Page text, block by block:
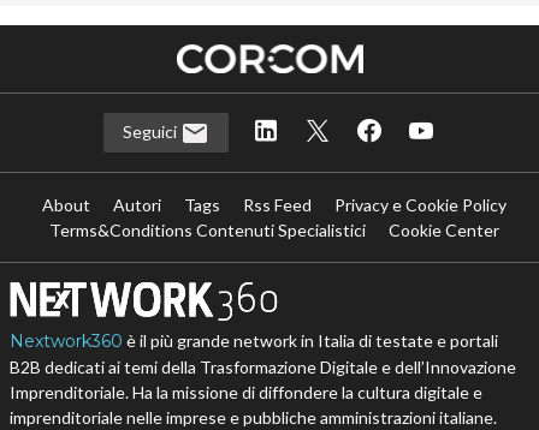
Seguici
About Autori Tags Rss Feed
Privacy e Cookie Policy
Terms&Conditions Contenuti Specialistici
Cookie Center
Nextwork360 è il più grande network in Italia di testate e portali
B2B dedicati ai temi della Trasformazione Digitale e dell’Innovazione
Imprenditoriale. Ha la missione di diffondere la cultura digitale e
imprenditoriale nelle imprese e pubbliche amministrazioni italiane.